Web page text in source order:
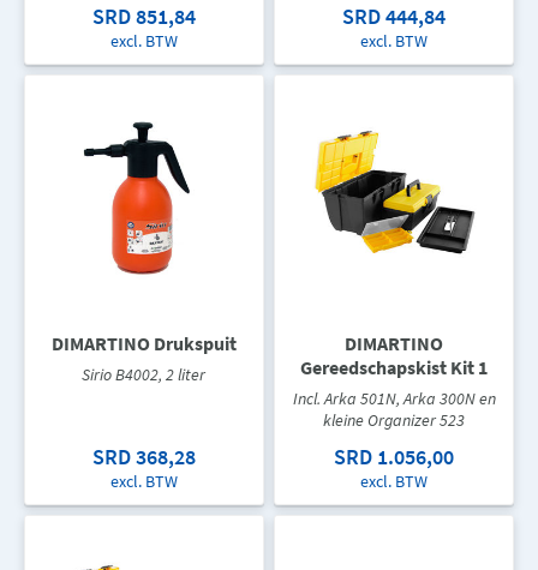
SRD 851,84
excl. BTW
SRD 444,84
excl. BTW
DIMARTINO Drukspuit
Sirio B4002, 2 liter
SRD 368,28
excl. BTW
DIMARTINO
Gereedschapskist Kit 1
Incl. Arka 501N, Arka 300N en
kleine Organizer 523
SRD 1.056,00
excl. BTW